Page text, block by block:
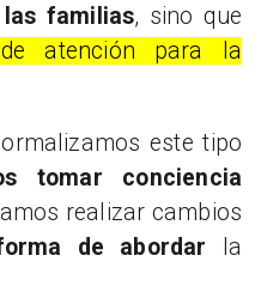
familias, sino que
de atención para la
este tipo
tomar conciencia
realizar cambios
de abordar la